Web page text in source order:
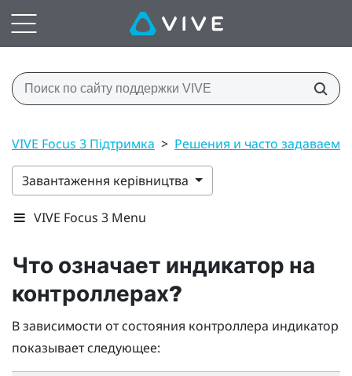
VIVE Focus 3 Підтримка > Решения и часто
Завантаження керівництва
VIVE Focus 3 Menu
Что означает индикатор на
контроллерах?
В зависимости от состояния контроллера индикатор
показывает следующее: